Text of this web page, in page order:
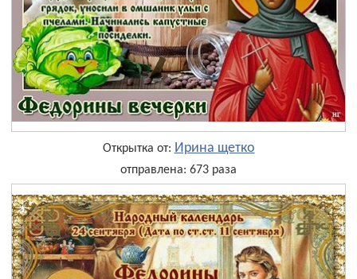
Открытка от: Ирина щетко
отправлена: 673 раза